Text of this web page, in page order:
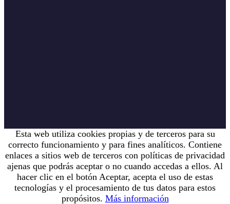
Esta web utiliza cookies propias y de terceros para su
correcto funcionamiento y para fines analíticos. Contiene
enlaces a sitios web de terceros con políticas de privacidad
ajenas que podrás aceptar o no cuando accedas a ellos. Al
hacer clic en el botón Aceptar, acepta el uso de estas
tecnologías y el procesamiento de tus datos para estos
propósitos. Más información